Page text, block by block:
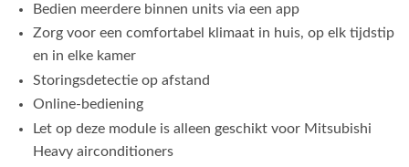
Bedien meerdere binnen units via een app
Zorg voor een comfortabel klimaat in huis, op elk tijdstip
en in elke kamer
Storingsdetectie op afstand
Online-bediening
Let op deze module is alleen geschikt voor Mitsubishi
Heavy airconditioners